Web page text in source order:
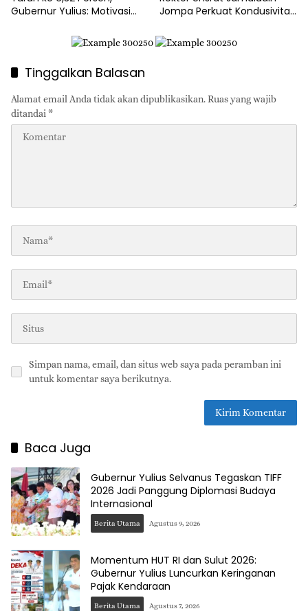
Gubernur Yulius: Motivasi
Jompa Perkuat Kondusivitas
Tinggalkan Balasan
Alamat email Anda tidak akan dipublikasikan.Ruas yang wajib
ditandai*
Simpan nama, email, dan situs web saya pada peramban ini
untuk komentar saya berikutnya.
Baca Juga
Gubernur Yulius Selvanus Tegaskan TIFF
2026 Jadi Panggung Diplomasi Budaya
Internasional
Berita Utama Agustus 9, 2026
Momentum HUT RI dan Sulut 2026:
Gubernur Yulius Luncurkan Keringanan
Pajak Kendaraan
Berita Utama Agustus 7, 2026